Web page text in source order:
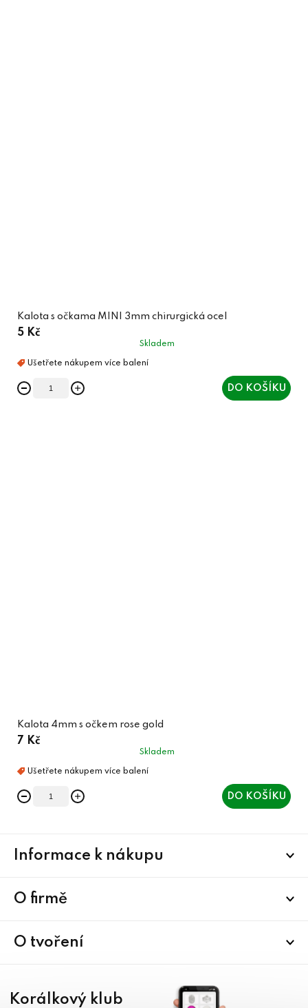
Kalota s očkama MINI 3mm chirurgická ocel
5 Kč
Skladem
DO KOŠÍKU
Kalota 4mm s očkem rose gold
7 Kč
Skladem
DO KOŠÍKU
Informace k nákupu
O firmě
O tvoření
Korálkový klub